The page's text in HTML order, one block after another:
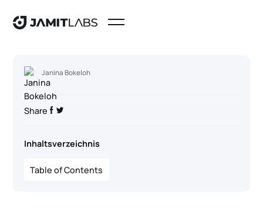
Janina Bokeloh
Share
Inhaltsverzeichnis
Table of Contents